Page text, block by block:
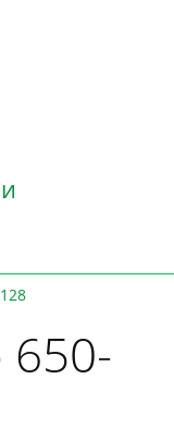
650-